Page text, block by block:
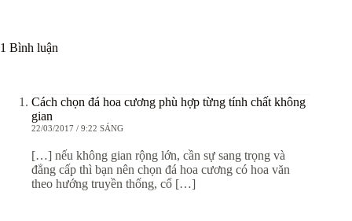
1 Bình luận
Cách chọn đá hoa cương phù hợp từng tính chất không
gian
22/03/2017 / 9:22 SÁNG
[…] nếu không gian rộng lớn, cần sự sang trọng và
đẳng cấp thì bạn nên chọn đá hoa cương có hoa văn
theo hướng truyền thống, cổ […]